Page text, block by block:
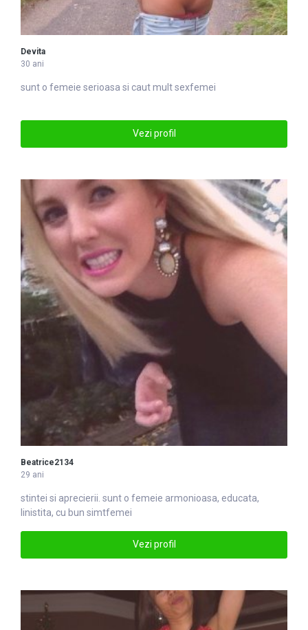
Devita
30 ani
sunt o femeie serioasa si caut mult sexfemei
Vezi profil
Beatrice2134
29 ani
stintei si aprecierii. sunt o femeie armonioasa, educata,
linistita, cu bun simtfemei
Vezi profil